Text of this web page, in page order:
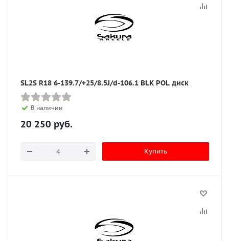
SL2S R18 6-139.7/+25/8.5J/d-106.1 BLK POL диск
В наличии
20 250 руб.
Купить